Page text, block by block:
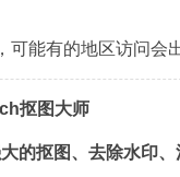
可能有的地区访问会
抠图大师
的抠图、去除水印